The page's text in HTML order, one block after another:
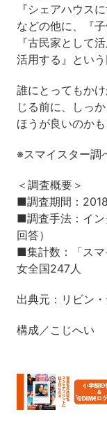
『シェアハウス
などの他に、『
『古民家として
活用する』という
誰にとってもか
じる前に、しっ
ほうが良いのかも
※スマイスター調
＜調査概要＞
■調査期間：
■調査手法：イン
回答）
■集計数：「スマ
女全国247人
出典元：リビン
構成／こじへい